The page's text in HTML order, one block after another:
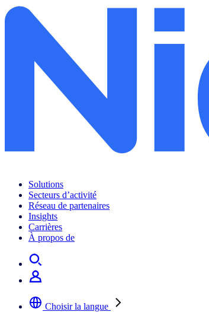
Solutions
Secteurs d’activité
Réseau de partenaires
Insights
Carrières
À propos de
Choisir la langue